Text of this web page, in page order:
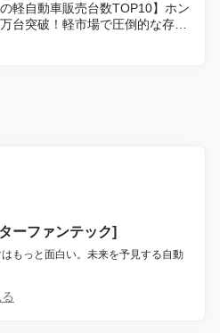
の軽自動車販売台数TOP10】ホン
台突破！軽市場で圧倒的な存在
ーファンテック]
もっと面白い。未来を予見する自動